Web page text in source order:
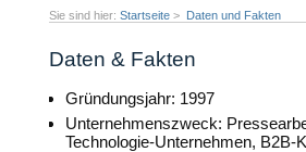
Sie sind hier: Startseite > Daten und Fakten
Daten & Fakten
Gründungsjahr: 1997
Unternehmenszweck:
Technologie-Unternehmen, B2B-